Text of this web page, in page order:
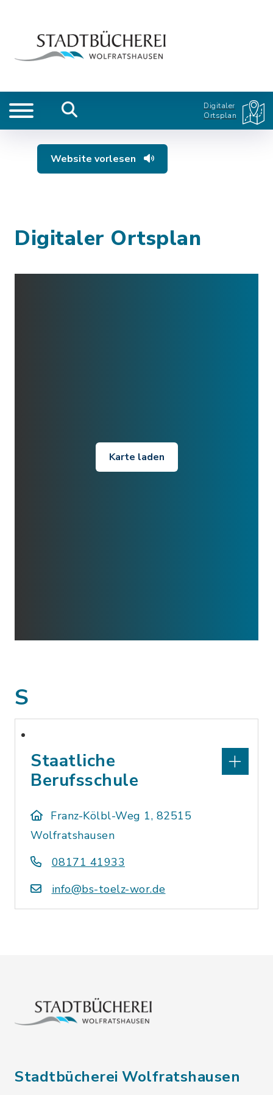
Digitaler
Ortsplan
Website vorlesen
Digitaler Ortsplan
Karte laden
S
Staatliche
Berufsschule
Franz-Kölbl-Weg 1, 82515
Wolfratshausen
08171 41933
info@bs-toelz-wor.de
Stadtbücherei Wolfratshausen